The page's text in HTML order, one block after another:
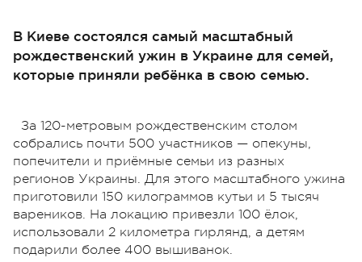
В Киеве состоялся самый масштабный
рождественский ужин в Украине для семей,
которые приняли ребёнка в свою семью.
За 120-метровым рождественским столом
собрались почти 500 участников — опекуны,
попечители и приёмные семьи из разных
регионов Украины. Для этого масштабного ужина
приготовили 150 килограммов кутьи и 5 тысяч
вареников. На локацию привезли 100 ёлок,
использовали 2 километра гирлянд, а детям
подарили более 400 вышиванок.